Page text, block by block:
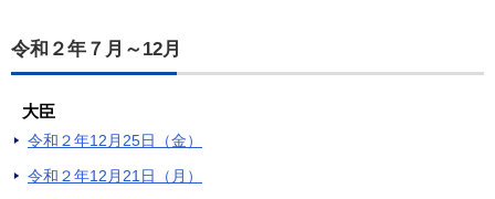
令和２年７月～12月
大臣
令和２年12月25日（金）
令和２年12月21日（月）